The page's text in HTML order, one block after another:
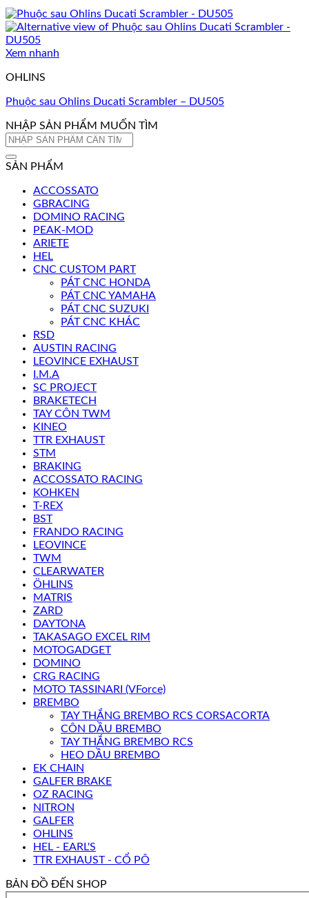
Xem nhanh
OHLINS
Phuộc sau Ohlins Ducati Scrambler – DU505
NHẬP SẢN PHẨM MUỐN TÌM
Tìm
SẢN PHẨM
ACCOSSATO
GBRACING
DOMINO RACING
PEAK-MOD
ARIETE
HEL
CNC CUSTOM PART
PÁT CNC HONDA
PÁT CNC YAMAHA
PÁT CNC SUZUKI
PÁT CNC KHÁC
RSD
AUSTIN RACING
LEOVINCE EXHAUST
I.M.A
SC PROJECT
BRAKETECH
TAY CÔN TWM
KINEO
TTR EXHAUST
STM
BRAKING
ACCOSSATO RACING
KOHKEN
T-REX
BST
FRANDO RACING
LEOVINCE
TWM
CLEARWATER
ÖHLINS
MATRIS
ZARD
DAYTONA
TAKASAGO EXCEL RIM
MOTOGADGET
DOMINO
CRG RACING
MOTO TASSINARI (VForce)
BREMBO
TAY THẮNG BREMBO RCS CORSACORTA
CÔN DẦU BREMBO
TAY THẮNG BREMBO RCS
HEO DẦU BREMBO
EK CHAIN
GALFER BRAKE
OZ RACING
NITRON
GALFER
OHLINS
HEL - EARL'S
TTR EXHAUST - CỔ PÔ
BẢN ĐỒ ĐẾN SHOP